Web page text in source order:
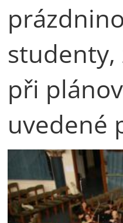
studenty,
při
uvedené